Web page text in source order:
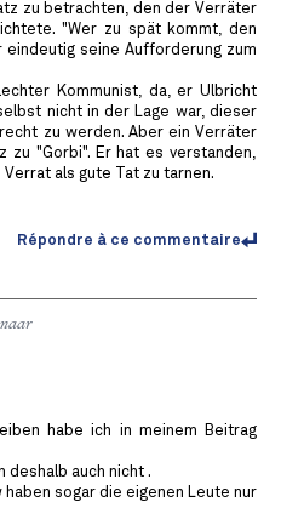
zu betrachten, den der Verräter
"Wer zu spät kommt, den
seine Aufforderung zum
Kommunist, da, er Ulbricht
nicht in der Lage war, dieser
zu werden. Aber ein Verräter
zu "Gorbi". Er hat es verstanden,
als gute Tat zu tarnen.
Répondre à ce commentaire
habe ich in meinem Beitrag
deshalb auch nicht .
sogar die eigenen Leute nur